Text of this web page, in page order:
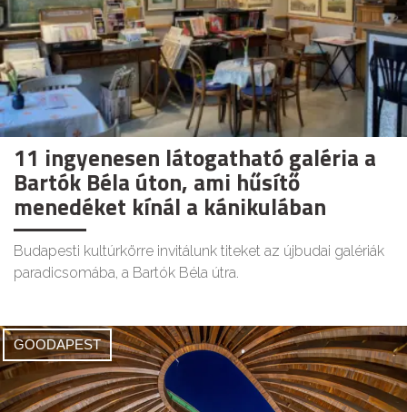
11 ingyenesen látogatható galéria a
Bartók Béla úton, ami hűsítő
menedéket kínál a kánikulában
Budapesti kultúrkörre invitálunk titeket az újbudai galériák
paradicsomába, a Bartók Béla útra.
GOODAPEST